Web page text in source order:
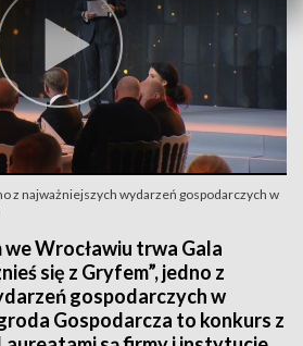
z najważniejszych wydarzeń gospodarczych w
Wrocławiu trwa Gala
się z Gryfem”, jedno z
gospodarczych w
Gospodarcza to konkurs z